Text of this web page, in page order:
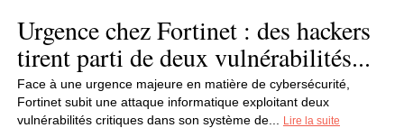
Urgence chez Fortinet : des hackers
tirent parti de deux vulnérabilités...
Face à une urgence majeure en matière de cybersécurité,
Fortinet subit une attaque informatique exploitant deux
vulnérabilités critiques dans son système de...
Lire la suite